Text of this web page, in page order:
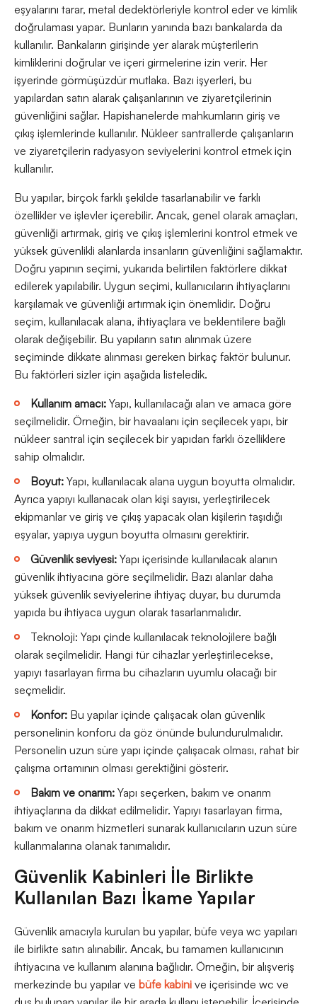
eşyalarını tarar, metal dedektörleriyle kontrol eder ve kimlik
doğrulaması yapar. Bunların yanında bazı bankalarda da
kullanılır. Bankaların girişinde yer alarak müşterilerin
kimliklerini doğrular ve içeri girmelerine izin verir. Her
işyerinde görmüşüzdür mutlaka. Bazı işyerleri, bu
yapılardan satın alarak çalışanlarının ve ziyaretçilerinin
güvenliğini sağlar. Hapishanelerde mahkumların giriş ve
çıkış işlemlerinde kullanılır. Nükleer santrallerde çalışanların
ve ziyaretçilerin radyasyon seviyelerini kontrol etmek için
kullanılır.
Bu yapılar, birçok farklı şekilde tasarlanabilir ve farklı
özellikler ve işlevler içerebilir. Ancak, genel olarak amaçları,
güvenliği artırmak, giriş ve çıkış işlemlerini kontrol etmek ve
yüksek güvenlikli alanlarda insanların güvenliğini sağlamaktır.
Doğru yapının seçimi, yukarıda belirtilen faktörlere dikkat
edilerek yapılabilir. Uygun seçimi, kullanıcıların ihtiyaçlarını
karşılamak ve güvenliği artırmak için önemlidir. Doğru
seçim, kullanılacak alana, ihtiyaçlara ve beklentilere bağlı
olarak değişebilir. Bu yapıların satın alınmak üzere
seçiminde dikkate alınması gereken birkaç faktör bulunur.
Bu faktörleri sizler için aşağıda listeledik.
Kullanım amacı: Yapı, kullanılacağı alan ve amaca göre
seçilmelidir. Örneğin, bir havaalanı için seçilecek yapı, bir
nükleer santral için seçilecek bir yapıdan farklı özelliklere
sahip olmalıdır.
Boyut: Yapı, kullanılacak alana uygun boyutta olmalıdır.
Ayrıca yapıyı kullanacak olan kişi sayısı, yerleştirilecek
ekipmanlar ve giriş ve çıkış yapacak olan kişilerin taşıdığı
eşyalar, yapıya uygun boyutta olmasını gerektirir.
Güvenlik seviyesi: Yapı içerisinde kullanılacak alanın
güvenlik ihtiyacına göre seçilmelidir. Bazı alanlar daha
yüksek güvenlik seviyelerine ihtiyaç duyar, bu durumda
yapıda bu ihtiyaca uygun olarak tasarlanmalıdır.
Teknoloji: Yapı çinde kullanılacak teknolojilere bağlı
olarak seçilmelidir. Hangi tür cihazlar yerleştirilecekse,
yapıyı tasarlayan firma bu cihazların uyumlu olacağı bir
seçmelidir.
Konfor: Bu yapılar içinde çalışacak olan güvenlik
personelinin konforu da göz önünde bulundurulmalıdır.
Personelin uzun süre yapı içinde çalışacak olması, rahat bir
çalışma ortamının olması gerektiğini gösterir.
Bakım ve onarım: Yapı seçerken, bakım ve onarım
ihtiyaçlarına da dikkat edilmelidir. Yapıyı tasarlayan firma,
bakım ve onarım hizmetleri sunarak kullanıcıların uzun süre
kullanmalarına olanak tanımalıdır.
Güvenlik Kabinleri İle Birlikte
Kullanılan Bazı İkame Yapılar
Güvenlik amacıyla kurulan bu yapılar, büfe veya wc yapıları
ile birlikte satın alınabilir. Ancak, bu tamamen kullanıcının
ihtiyacına ve kullanım alanına bağlıdır. Örneğin, bir alışveriş
merkezinde bu yapılar ve büfe kabini ve içerisinde wc ve